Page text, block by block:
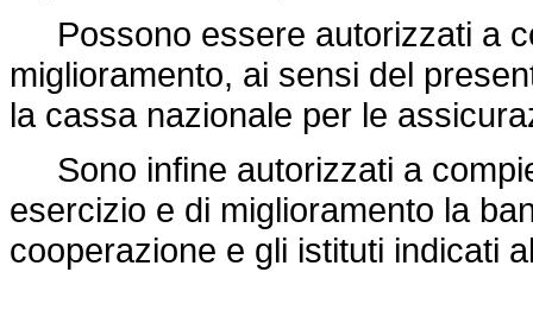
Possono essere autorizzati a
miglioramento, ai sensi del
la cassa nazionale per le
Sono infine autorizzati a
esercizio e di miglioramento la
cooperazione e gli istituti indicati